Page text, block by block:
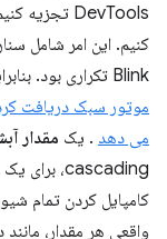
کنیم. این امر شامل
Blink تکراری بود. بنابراین با کمک تیم Blink's Style، یک
موتور سبک دریافت
می دهد . یک مقدار
کامپایل کردن تمام
واقعی هر مقدار،